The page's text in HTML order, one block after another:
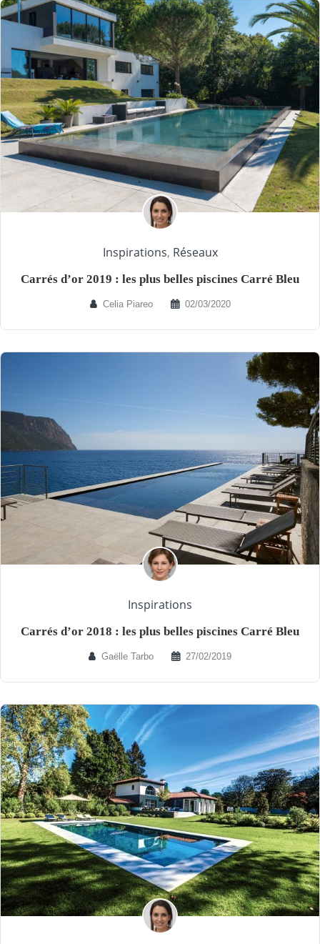
Inspirations, Réseaux
Carrés d’or 2019 : les plus belles piscines Carré Bleu
Celia Piareo 02/03/2020
Inspirations
Carrés d’or 2018 : les plus belles piscines Carré Bleu
Gaëlle Tarbo 27/02/2019